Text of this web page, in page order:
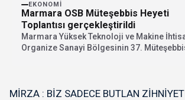
EKONOMI
Marmara OSB Müteşebbis Heyeti
Toplantısı gerçekleştirildi
Marmara Yüksek Teknoloji ve Makine
Organize Sanayi Bölgesinin 37.
MİRZA : BİZ SADECE BUTLAN